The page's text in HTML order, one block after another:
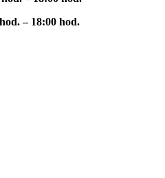
– 18:00 hod.